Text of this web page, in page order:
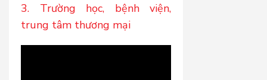
3. Trường học, bệnh viện,
trung tâm thương mại